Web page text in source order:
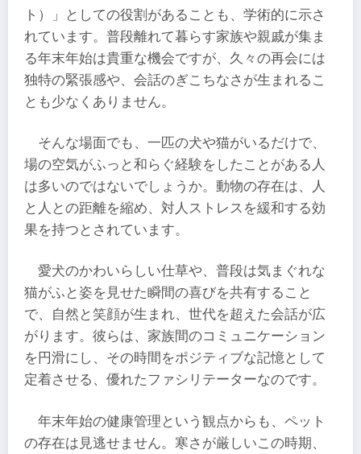
ト）」としての役割があることも、学術的に示さ
れています。普段離れて暮らす家族や親戚が集ま
る年末年始は貴重な機会ですが、久々の再会には
独特の緊張感や、会話のぎこちなさが生まれるこ
とも少なくありません。
そんな場面でも、一匹の犬や猫がいるだけで、
場の空気がふっと和らぐ経験をしたことがある人
は多いのではないでしょうか。動物の存在は、人
と人との距離を縮め、対人ストレスを緩和する効
果を持つとされています。
愛犬のかわいらしい仕草や、普段は気まぐれな
猫がふと姿を見せた瞬間の喜びを共有すること
で、自然と笑顔が生まれ、世代を超えた会話が広
がります。彼らは、家族間のコミュニケーション
を円滑にし、その時間をポジティブな記憶として
定着させる、優れたファシリテーターなのです。
年末年始の健康管理という観点からも、ペット
の存在は見逃せません。寒さが厳しいこの時期、